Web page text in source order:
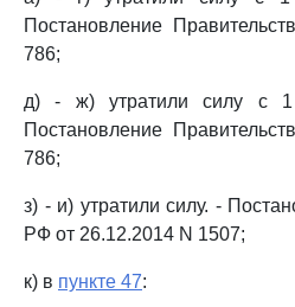
Постановление
786;
д) - ж) утратили силу с
Постановление
786;
з) - и) утратили силу. -
РФ от 26.12.2014 N 1507;
к) в пункте 47: